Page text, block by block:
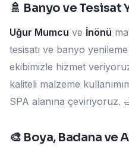
🚿 Banyo ve Tesisat
Uğur Mumcu ve İnönü
tesisatı ve banyo
ekibimizle hizmet
kaliteli malzeme
SPA alanına çeviriyoruz.
🎨 Boya, Badana ve